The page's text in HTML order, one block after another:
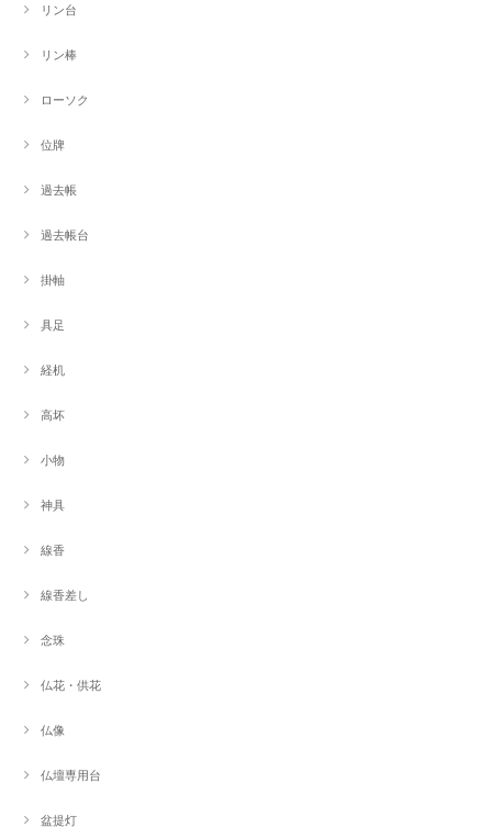
リン台
リン棒
ローソク
位牌
過去帳
過去帳台
掛軸
具足
経机
高坏
小物
神具
線香
線香差し
念珠
仏花・供花
仏像
仏壇専用台
盆提灯